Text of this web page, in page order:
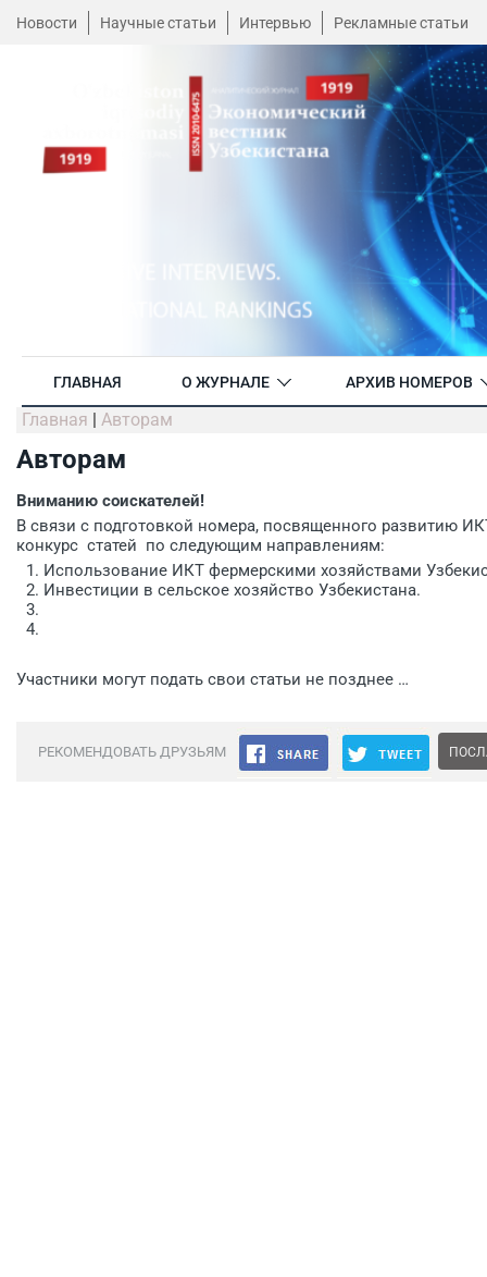
Новости Научные статьи Интервью Рекламные статьи
ГЛАВНАЯ О ЖУРНАЛЕ АРХИВ НОМЕРОВ
Главная | Авторам
Авторам
Вниманию соискателей!
В связи с подготовкой номера, посвященного развитию
конкурс статей по следующим направлениям:
Использование ИКТ фермерскими хозяйствами
Инвестиции в сельское хозяйство Узбекистана.
Участники могут подать свои статьи не позднее …
РЕКОМЕНДОВАТЬ ДРУЗЬЯМ